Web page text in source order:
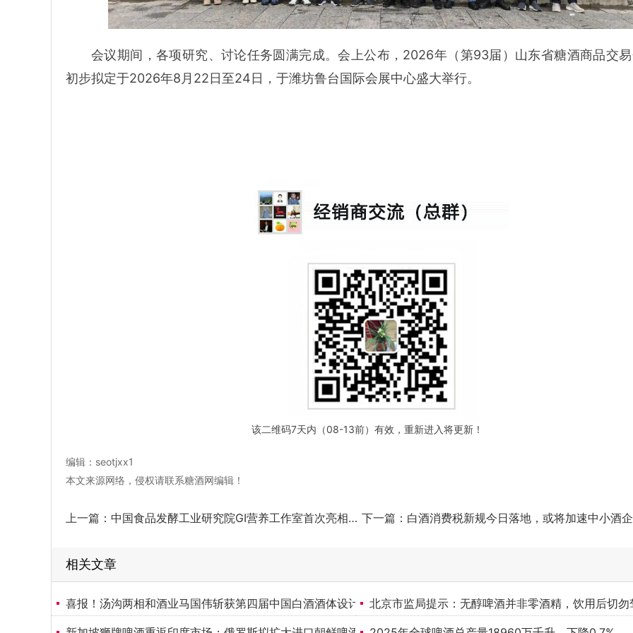
会议期间，各项研究、讨论任务圆满完成。会上公布，2026年（第93届）山东省糖酒商品交
初步拟定于2026年8月22日至24日，于潍坊鲁台国际会展中心盛大举行。
该二维码7天内（08-13前）有效，重新进入将更新！
编辑：seotjxx1
本文来源网络，侵权请联系糖酒网编辑！
上一篇： 中国食品发酵工业研究院GI营养工作室首次亮相Bakery China 2026，开启健康烘焙的“数据时代” 下一篇： 白酒消费税新规今日落地，或将加速中小酒企离场，行业集中度进一步
相关文章
喜报！汤沟两相和酒业马国伟斩获第四届中国白酒酒体设计大赛二等奖北京市监局提示：无醇啤酒并非零酒精，饮用后切勿